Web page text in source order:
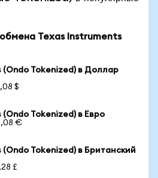
Texas Instruments
(Ondo Tokenized) в Доллар
$
Tokenized) в Евро
€
Tokenized) в Британский
£